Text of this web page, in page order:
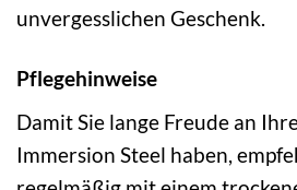
unvergesslichen Geschenk.
Pflegehinweise
Damit Sie lange Freude an
Immersion Steel haben,